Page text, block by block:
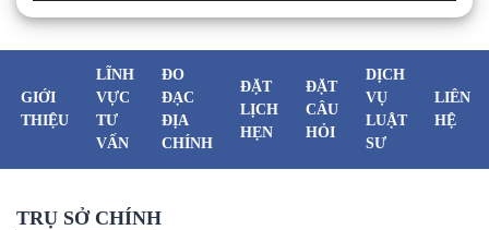
GIỚI
THIỆU
LĨNH
VỰC
TƯ
VẤN
ĐO
ĐẠC
ĐỊA
CHÍNH
ĐẶT
LỊCH
HẸN
ĐẶT
CÂU
HỎI
DỊCH
VỤ
LUẬT
SƯ
LIÊN
HỆ
TRỤ SỞ CHÍNH